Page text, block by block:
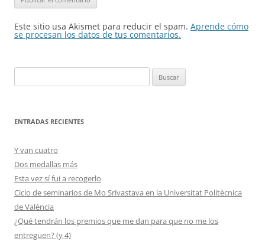
Este sitio usa Akismet para reducir el spam. Aprende cómo
se procesan los datos de tus comentarios.
ENTRADAS RECIENTES
Y van cuatro
Dos medallas más
Esta vez sí fui a recogerlo
Ciclo de seminarios de Mo Srivastava en la Universitat Politècnica
de València
¿Qué tendrán los premios que me dan para que no me los
entreguen? (y 4)